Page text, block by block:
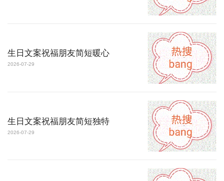
生日文案祝福朋友简短暖心
2026-07-29
生日文案祝福朋友简短独特
2026-07-29